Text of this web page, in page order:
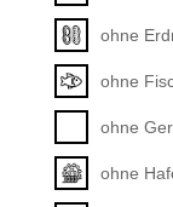
ohne
ohne
ohne
ohne